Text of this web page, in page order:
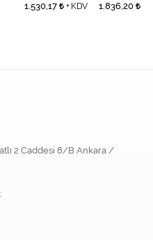
1.530,17 + KDV 1.836,20
2 Caddesi 8/B Ankara /